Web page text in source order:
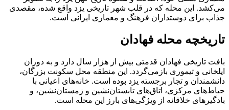
می‌کشد. این محله که در قلب شهر تاریخی یزد واقع شده، مقصدی
جذاب برای دوستداران فرهنگ و معماری ایرانی است.
تاریخچه محله فهادان
بافت تاریخی فهادان قدمتی بیش از هزار سال دارد و به دوران
ایلخانی و تیموری بازمی‌گردد. این منطقه محل سکونت بزرگان،
دانشمندان و تجار برجسته یزد بوده است. خانه‌های اعیانی با
حیاط‌های مرکزی، اتاق‌های تابستان‌نشین و زمستان‌نشین، و
بادگیرهای خلاقانه از ویژگی‌های بارز این محله است.